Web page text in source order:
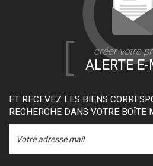
créer votre
ALERTE
ET RECEVEZ LES BIENS
RECHERCHE DANS VOTRE BOÎTE